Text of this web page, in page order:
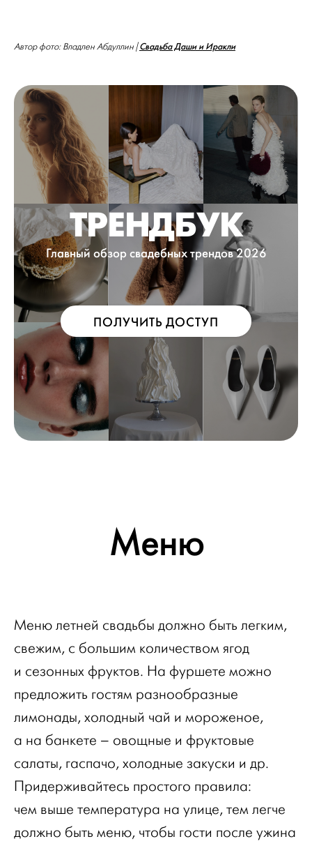
Автор фото: Владлен Абдуллин |Свадьба Даши и Иракли
ТРЕНДБУК
Главный обзор свадебных трендов 2026
ПОЛУЧИТЬ ДОСТУП
Меню
Меню летней свадьбы должно быть легким,
свежим, с большим количеством ягод
и сезонных фруктов. На фуршете можно
предложить гостям разнообразные
лимонады, холодный чай и мороженое,
а на банкете – овощные и фруктовые
салаты, гаспачо, холодные закуски и др.
Придерживайтесь простого правила:
чем выше температура на улице, тем легче
должно быть меню, чтобы гости после ужина